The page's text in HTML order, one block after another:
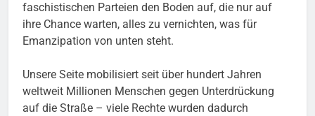
faschistischen Parteien den Boden auf, die nur auf
ihre Chance warten, alles zu vernichten, was für
Emanzipation von unten steht.
Unsere Seite mobilisiert seit über hundert Jahren
weltweit Millionen Menschen gegen Unterdrückung
auf die Straße – viele Rechte wurden dadurch